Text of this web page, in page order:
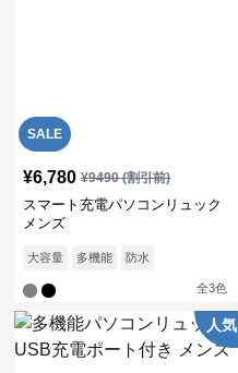
SALE
¥6,780 ¥9490(割引前)
スマート充電パソコンリュック
メンズ
大容量 多機能 防水
全3色
人気